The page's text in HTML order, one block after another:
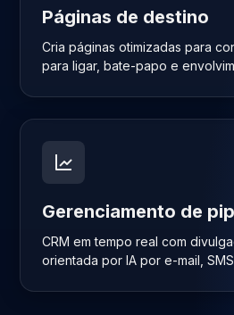
Páginas de destino
Cria páginas otimizadas para
para ligar, bate-papo e
Gerenciamento de
CRM em tempo real com
orientada por IA por e-mail,